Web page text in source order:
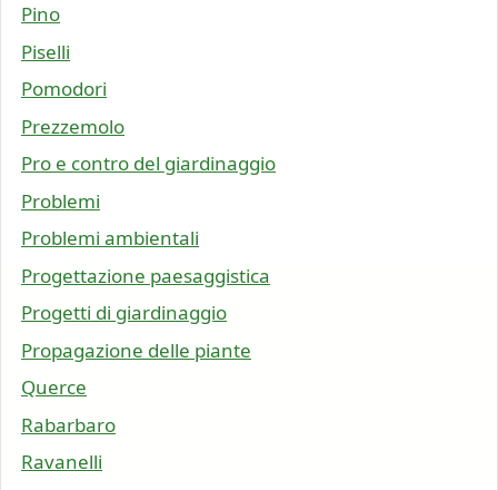
Pino
Piselli
Pomodori
Prezzemolo
Pro e contro del giardinaggio
Problemi
Problemi ambientali
Progettazione paesaggistica
Progetti di giardinaggio
Propagazione delle piante
Querce
Rabarbaro
Ravanelli